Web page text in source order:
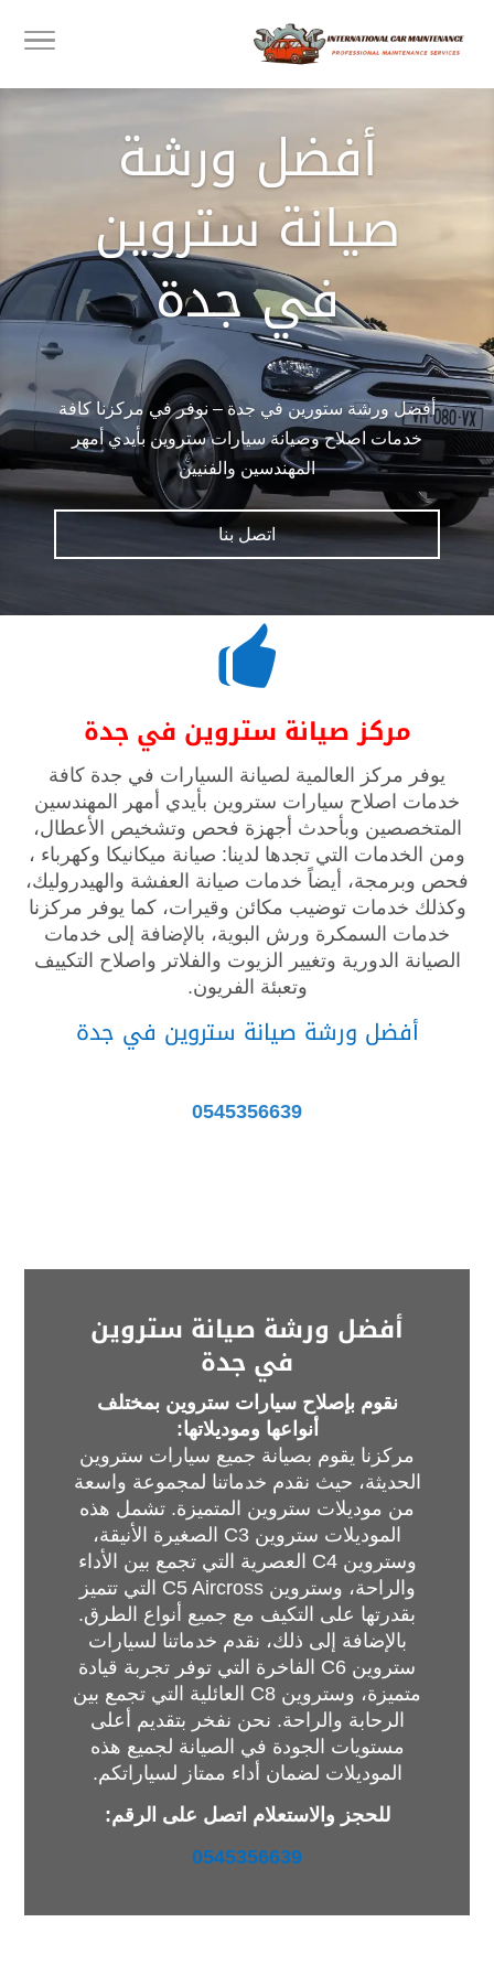
أفضل ورشة
صيانة ستروين
في جدة
أفضل ورشة ستورين في جدة – نوفر في مركزنا كافة
خدمات اصلاح وصيانة سيارات ستروين بأيدي أمهر
المهندسين والفنيين
اتصل بنا

مركز صيانة ستروين في جدة
يوفر مركز العالمية لصيانة السيارات في جدة كافة
خدمات اصلاح سيارات ستروين بأيدي أمهر المهندسين
المتخصصين وبأحدث أجهزة فحص وتشخيص الأعطال،
ومن الخدمات التي تجدها لدينا: صيانة ميكانيكا وكهرباء ،
فحص وبرمجة، أيضاً خدمات صيانة العفشة والهيدروليك،
وكذلك خدمات توضيب مكائن وقيرات، كما يوفر مركزنا
خدمات السمكرة ورش البوية، بالإضافة إلى خدمات
الصيانة الدورية وتغيير الزيوت والفلاتر واصلاح التكييف
وتعبئة الفريون.
أفضل ورشة صيانة ستروين في جدة
0545356639
أفضل ورشة صيانة ستروين
في جدة
نقوم بإصلاح سيارات ستروين بمختلف
أنواعها وموديلاتها:
مركزنا يقوم بصيانة جميع سيارات ستروين
الحديثة، حيث نقدم خدماتنا لمجموعة واسعة
من موديلات ستروين المتميزة. تشمل هذه
الموديلات ستروين C3 الصغيرة الأنيقة،
وستروين C4 العصرية التي تجمع بين الأداء
والراحة، وستروين C5 Aircross التي تتميز
بقدرتها على التكيف مع جميع أنواع الطرق.
بالإضافة إلى ذلك، نقدم خدماتنا لسيارات
ستروين C6 الفاخرة التي توفر تجربة قيادة
متميزة، وستروين C8 العائلية التي تجمع بين
الرحابة والراحة. نحن نفخر بتقديم أعلى
مستويات الجودة في الصيانة لجميع هذه
الموديلات لضمان أداء ممتاز لسياراتكم.
للحجز والاستعلام اتصل على الرقم:
0545356639